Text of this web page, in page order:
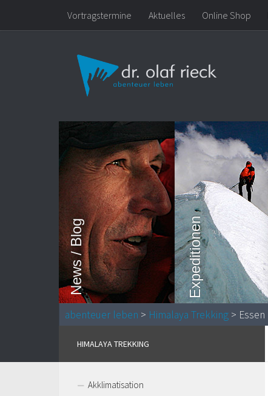
Zum Inhalt springen
Vortragstermine Aktuelles Online Shop
News / Blog
abenteuer leben > Himalaya Trekking > Essen
HIMALAYA TREKKING
Akklimatisation